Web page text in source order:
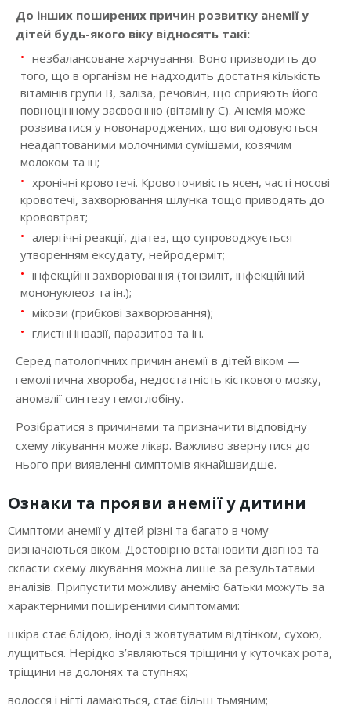
До інших поширених причин розвитку анемії у
дітей будь-якого віку відносять такі:
незбалансоване харчування. Воно призводить до
того, що в організм не надходить достатня кількість
вітамінів групи В, заліза, речовин, що сприяють його
повноцінному засвоєнню (вітаміну С). Анемія може
розвиватися у новонароджених, що вигодовуються
неадаптованими молочними сумішами, козячим
молоком та ін;
хронічні кровотечі. Кровоточивість ясен, часті носові
кровотечі, захворювання шлунка тощо приводять до
крововтрат;
алергічні реакції, діатез, що супроводжується
утворенням ексудату, нейродерміт;
інфекційні захворювання (тонзиліт, інфекційний
мононуклеоз та ін.);
мікози (грибкові захворювання);
глистні інвазії, паразитоз та ін.
Серед патологічних причин анемії в дітей віком —
гемолітична хвороба, недостатність кісткового мозку,
аномалії синтезу гемоглобіну.
Розібратися з причинами та призначити відповідну
схему лікування може лікар. Важливо звернутися до
нього при виявленні симптомів якнайшвидше.
Ознаки та прояви анемії у дитини
Симптоми анемії у дітей різні та багато в чому
визначаються віком. Достовірно встановити діагноз та
скласти схему лікування можна лише за результатами
аналізів. Припустити можливу анемію батьки можуть за
характерними поширеними симптомами:
шкіра стає блідою, іноді з жовтуватим відтінком, сухою,
лущиться. Нерідко з’являються тріщини у куточках рота,
тріщини на долонях та ступнях;
волосся і нігті ламаються, стає більш тьмяним;